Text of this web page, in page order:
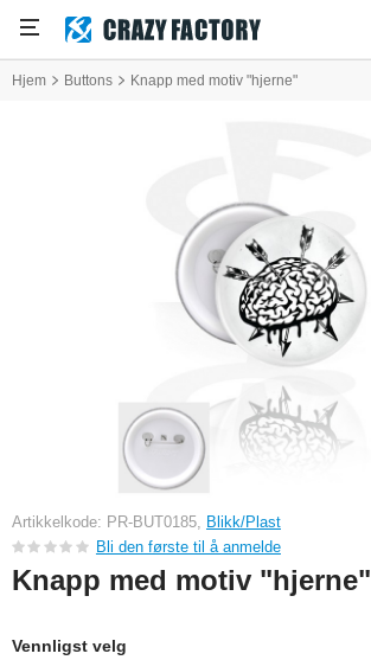
Hjem Buttons Knapp med motiv "hjerne"
Artikkelkode: PR-BUT0185, Blikk/Plast
Bli den første til å anmelde
Knapp med motiv "hjerne"
Vennligst velg